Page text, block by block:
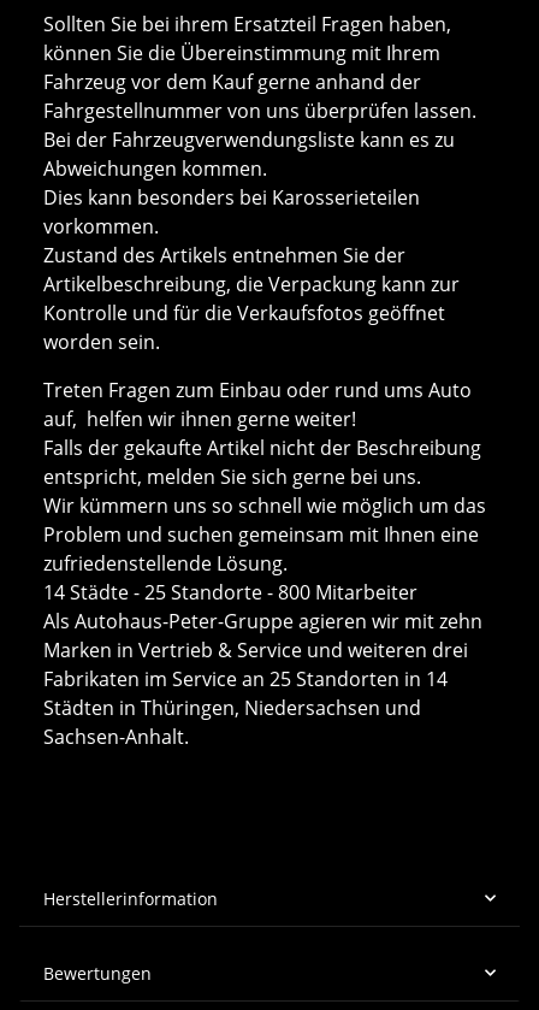
Sollten Sie bei ihrem Ersatzteil Fragen haben,
können Sie die Übereinstimmung mit Ihrem
Fahrzeug vor dem Kauf gerne anhand der
Fahrgestellnummer von uns überprüfen lassen.
Bei der Fahrzeugverwendungsliste kann es zu
Abweichungen kommen.
Dies kann besonders bei Karosserieteilen
vorkommen.
Zustand des Artikels entnehmen Sie der
Artikelbeschreibung, die Verpackung kann zur
Kontrolle und für die Verkaufsfotos geöffnet
worden sein.
Treten Fragen zum Einbau oder rund ums Auto
auf, helfen wir ihnen gerne weiter!
Falls der gekaufte Artikel nicht der Beschreibung
entspricht, melden Sie sich gerne bei uns.
Wir kümmern uns so schnell wie möglich um das
Problem und suchen gemeinsam mit Ihnen eine
zufriedenstellende Lösung.
14 Städte - 25 Standorte - 800 Mitarbeiter
Als Autohaus-Peter-Gruppe agieren wir mit zehn
Marken in Vertrieb & Service und weiteren drei
Fabrikaten im Service an 25 Standorten in 14
Städten in Thüringen, Niedersachsen und
Sachsen-Anhalt.
Herstellerinformation
Bewertungen